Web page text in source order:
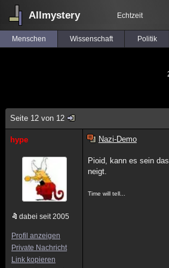
Allmystery Echtzeit
Menschen Wissenschaft Politik
Seite 12 von 12
hype
dabei seit 2005
Profil anzeigen
Private Nachricht
Link kopieren
Nazi-Demo
Pioid, kann es sein
neigt.
Time will tell...